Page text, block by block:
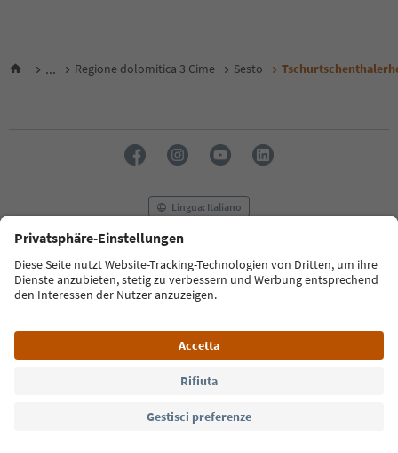
... Regione dolomitica 3 Cime Sesto
Lingua: Italiano
FAQ Contatti Press MICE
Privacy Policy
Termini e condizioni
Crediti
Cookie Policy
Alto Adige B2B